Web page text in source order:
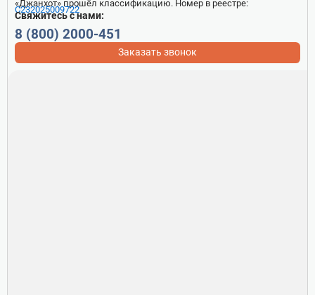
«Джанхот» прошёл классификацию. Номер в реестре:
С232025009722
Свяжитесь с нами:
8 (800) 2000-451
Заказать звонок